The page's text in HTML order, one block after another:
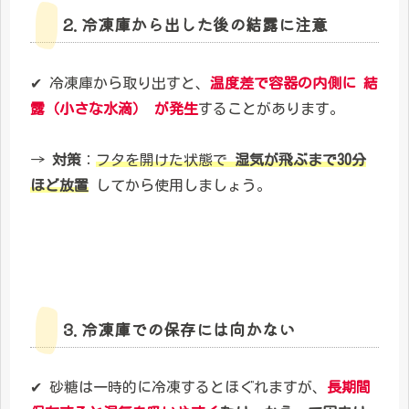
2. 冷凍庫から出した後の結露に注意
✔ 冷凍庫から取り出すと、 温度差で容器の内側に 結
露（小さな水滴）
が発生することがあります。
→ 対策 ： フタを開けた状態で湿気が飛ぶまで30分
ほど放置 してから使用しましょう。
3. 冷凍庫での保存には向かない
✔ 砂糖は一時的に冷凍するとほぐれますが、 長期間